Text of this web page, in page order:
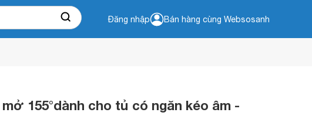
Đăng nhập Bán hàng cùng Websosanh
155°dành cho tủ có ngăn kéo âm -